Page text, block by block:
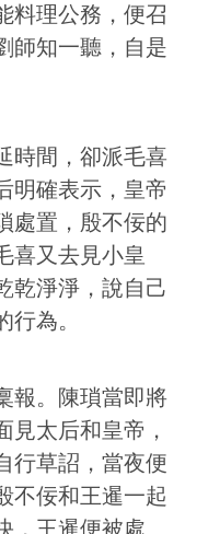
料理公務，便召
師知一聽，自是
時間，卻派毛喜
明確表示，皇帝
處置，殷不佞的
喜又去見小皇
乾淨淨，說自己
為。
報。陳瑣當即將
見太后和皇帝，
行草詔，當夜便
不佞和王暹一起